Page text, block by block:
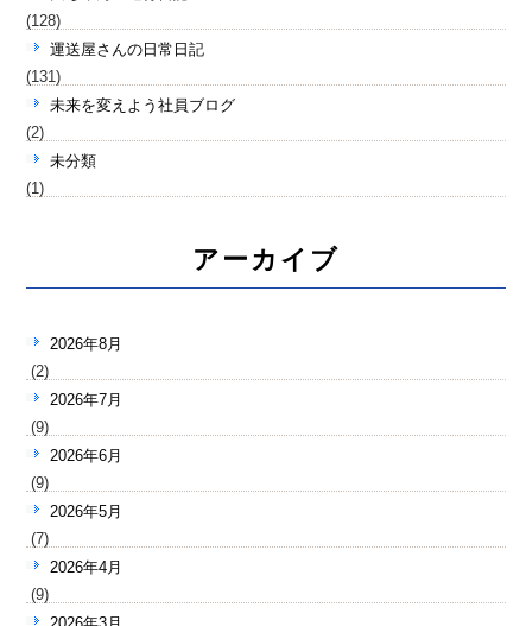
(128)
運送屋さんの日常日記
(131)
未来を変えよう社員ブログ
(2)
未分類
(1)
アーカイブ
2026年8月
(2)
2026年7月
(9)
2026年6月
(9)
2026年5月
(7)
2026年4月
(9)